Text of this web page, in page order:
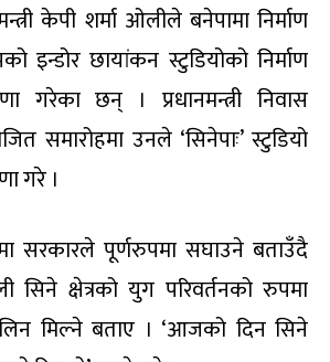
केपी शर्मा ओलीले बनेपामा निर्माण
इन्डोर छायांकन स्टुडियोको निर्माण
गरेका छन् । प्रधानमन्त्री निवास
समारोहमा उनले ‘सिनेपाः’ स्टुडियो
गरे ।
सरकारले पूर्णरुपमा सघाउने बताउँदै
सिने क्षेत्रको युग परिवर्तनको रुपमा
मिल्ने बताए । ‘आजको दिन सिने